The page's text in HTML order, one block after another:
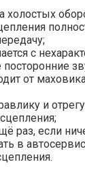
холостых
с
от
и
раз, если
в